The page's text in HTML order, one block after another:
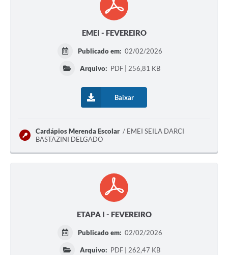
EMEI - FEVEREIRO
Publicado em: 02/02/2026
Arquivo: PDF | 256,81 KB
Baixar
Cardápios Merenda Escolar
EMEI SEILA DARCI
BASTAZINI DELGADO
ETAPA I - FEVEREIRO
Publicado em: 02/02/2026
Arquivo: PDF | 262,47 KB